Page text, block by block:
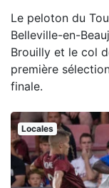
Le peloton du
Belleville-en-
Brouilly et le col
première
finale.
Locales